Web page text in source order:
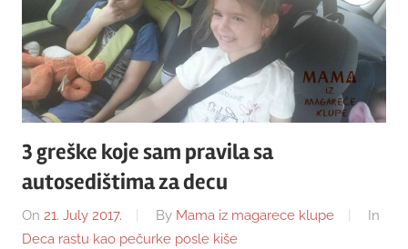
3 greške koje sam pravila sa
autosedištima za decu
On 21. July 2017. By Mama iz magarece klupe
In
Deca rastu kao pečurke posle kiše